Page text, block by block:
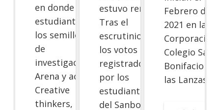
en donde los
estudiantes de
los semilleros
de
investigación
Arena y aceite,
Creative
thinkers,
estuvo reñida.
Tras el
escrutinio de
los votos
registrados
por los
estudiantes
del Sanboni,
Febrero de
2021 en la
Corporación
Colegio San
Bonifacio de
las Lanzas.…